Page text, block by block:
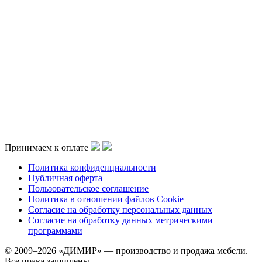
Принимаем к оплате
Политика конфиденциальности
Публичная оферта
Пользовательское соглашение
Политика в отношении файлов Cookie
Согласие на обработку персональных данных
Согласие на обработку данных метрическими
программами
© 2009–2026 «ДИМИР» — производство и продажа мебели.